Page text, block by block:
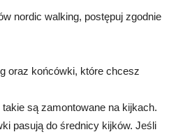
nordic walking, postępuj zgodnie
oraz końcówki, które chcesz
są zamontowane na kijkach.
pasują do średnicy kijków. Jeśli